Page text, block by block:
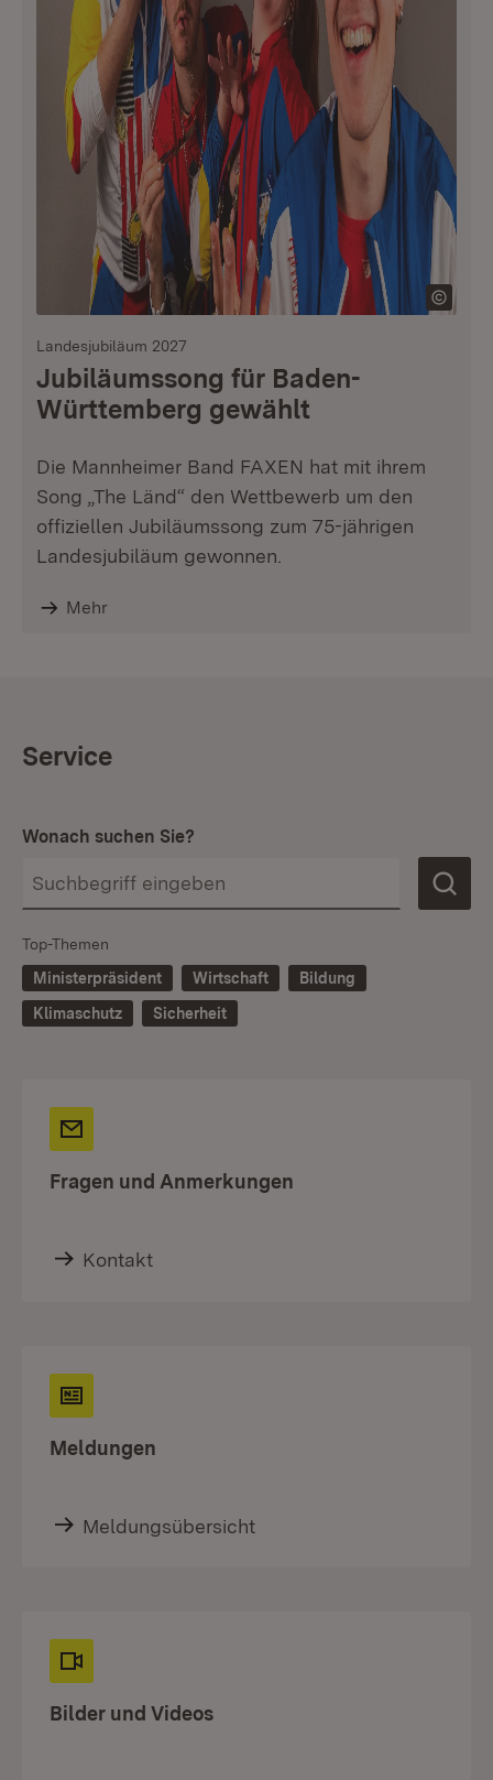
Landesjubiläum 2027
Jubiläumssong für Baden-
Württemberg gewählt
Die Mannheimer Band FAXEN hat mit ihrem
Song „The Länd“ den Wettbewerb um den
offiziellen Jubiläumssong zum 75-jährigen
Landesjubiläum gewonnen.
Mehr
Service
Wonach suchen Sie?
Top-Themen
Ministerpräsident
Wirtschaft
Bildung
Klimaschutz
Sicherheit
Fragen und Anmerkungen
Kontakt
Meldungen
Meldungsübersicht
Bilder und Videos